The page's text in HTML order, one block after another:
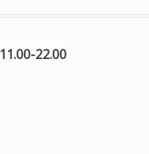
11.00-22.00